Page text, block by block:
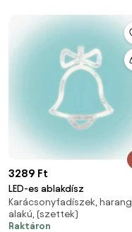
3289 Ft
LED-es ablakdísz
Karácsonyfadíszek, harang
alakú, (szettek)
Raktáron